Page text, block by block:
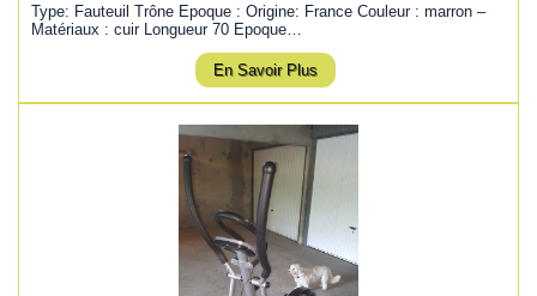
Type: Fauteuil Trône Epoque : Origine: France Couleur : marron –
Matériaux : cuir Longueur 70 Epoque…
En Savoir Plus